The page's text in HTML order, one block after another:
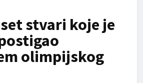
stvari koje je
olimpijskog